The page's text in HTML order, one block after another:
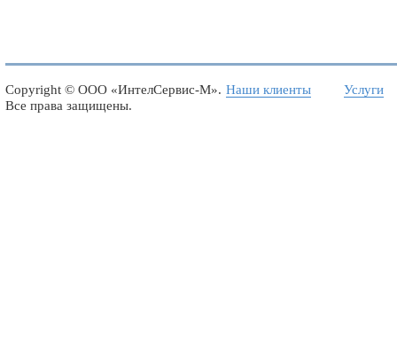
Copyright © ООО «ИнтелСервис-М».
Все права защищены.
Наши клиенты Услуги